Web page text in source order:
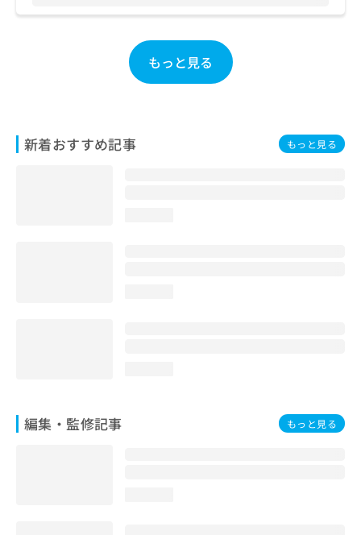
もっと見る
新着おすすめ記事 もっと見る
編集・監修記事 もっと見る
お
ち
ら